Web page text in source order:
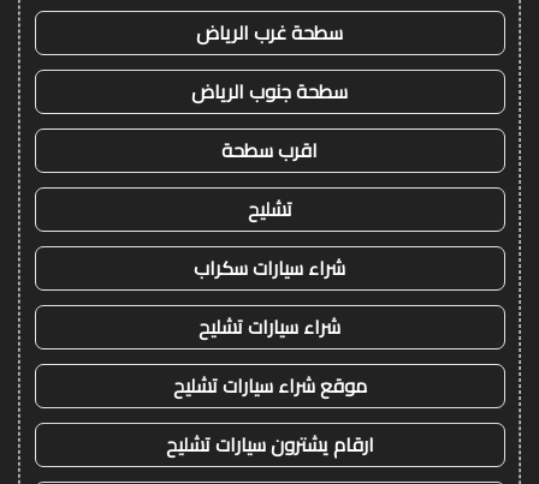
سطحة غرب الرياض
سطحة جنوب الرياض
اقرب سطحة
تشليح
شراء سيارات سكراب
شراء سيارات تشليح
موقع شراء سيارات تشليح
ارقام يشترون سيارات تشليح